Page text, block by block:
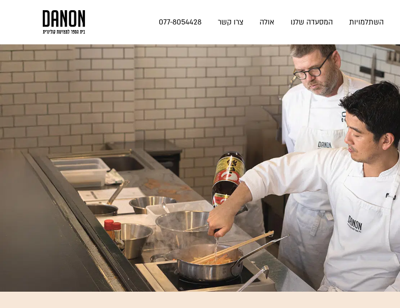
השתלמויות המסעדה שלנו אולה צרו קשר 077-8054428